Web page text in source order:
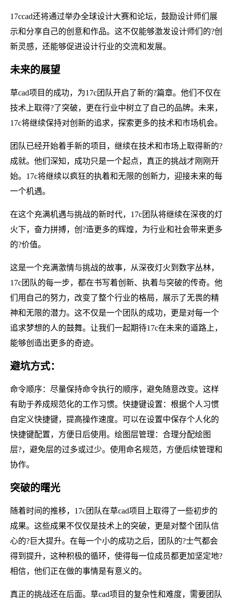
17ccad还将通过举办全球设计大赛和论坛，鼓励设计师们展
示和分享自己的创意和作品。这不仅能够激发设计师们的?创
新灵感，还能够促进设计行业的交流和发展。
未来的展望
草cad项目的成功，为17c团队开启了新的?篇章。他们不仅在
技术上取得?了突破，更在行业中树立了自己的品牌。未来，
17c将继续保持对创新的追求，探索更多的技术和市场机会。
团队已经开始着手新的项目，继续在技术和市场上取得新的?
成就。他们深知，成功只是一个起点，真正的挑战才刚刚开
始。17c将继续以疯狂的执着和无限的创新力，迎接未来的每
一个机遇。
在这个充满机遇与挑战的新时代，17c团队将继续在深夜的灯
火下，奋力拼搏，创?造更多的辉煌，为行业和社会带来更多
的?价值。
这是一个充满激情与挑战的故事，从深夜灯火到数字丛林，
17c团队的每一步，都在书写着创新、执着与突破的传奇。他
们用自己的努力，改变了整个行业的格局，展示了无畏的精
神和无限的潜力。这不仅是一个团队的成功，更是对每一个
追求梦想的人的鼓舞。让我们一起期待17c在未来的道路上，
能够创造出更多的奇迹。
避坑方式：
命令顺序：尽量保持命令执行的顺序，避免随意改变。这样
有助于养成规范化的工作习惯。快捷键设置：根据个人习惯
自定义快捷键，提高操作速度。可以在设置中保存个人化的
快捷键配置，方便日后使用。绘图层管理：合理分配绘图
层?，避免层的过多或过少。使用命名规范，方便后续管理和
协作。
突破的曙光
随着时间的推移，17c团队在草cad项目上取得了一些初步的
成果。这些成果不仅仅是技术上的突破，更是对整个团队信
心的?巨大提升。在每一个小的成功之后，团队的?士气都会
得到提升，这种积极的循环，使得每一位成员都更加坚定地?
相信，他们正在做的事情是有意义的。
真正的挑战还在后面。草cad项目的复杂性和难度，需要团队